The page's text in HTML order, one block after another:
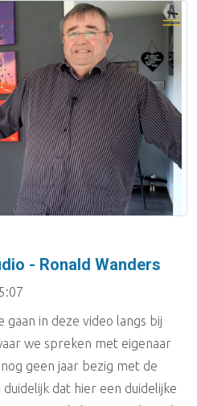
- Ronald Wanders
gaan in deze video langs bij
we spreken met eigenaar
geen jaar bezig met de
dat hier een duidelijke